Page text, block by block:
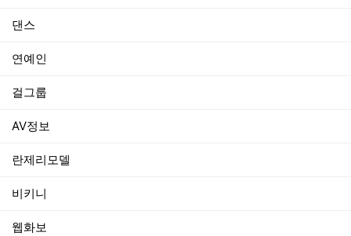
댄스
연예인
걸그룹
AV정보
란제리모델
비키니
웹화보